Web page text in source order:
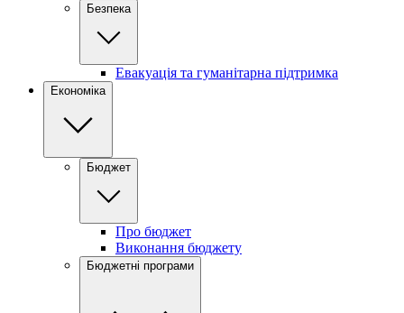
Безпека
Евакуація та гуманітарна підтримка
Економіка
Бюджет
Про бюджет
Виконання бюджету
Бюджетні програми